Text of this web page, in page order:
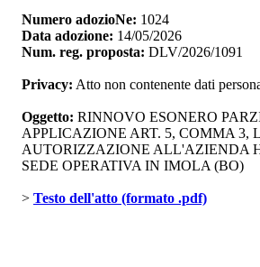
Numero adozioNe: 1024
Data adozione: 14/05/2026
Num. reg. proposta: DLV/2026/1091
Privacy: Atto non contenente dati
Oggetto: RINNOVO ESONERO
APPLICAZIONE ART. 5, COMMA 3,
AUTORIZZAZIONE ALL'AZIENDA
SEDE OPERATIVA IN IMOLA (BO)
> Testo dell'atto (formato .pdf)